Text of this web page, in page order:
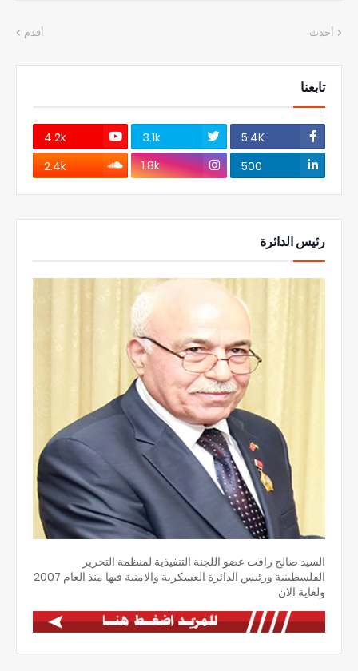
أحدث أقدم
تابعنا
5.4K
3.1k
4.2k
500
1.8k
2.4k
رئيس الدائرة
السيد صالح رافت عضو اللجنة التنفيذية لمنظمة التحرير
الفلسطينية ورئيس الدائرة العسكرية والامنية فيها منذ العام 2007
ولغاية الان